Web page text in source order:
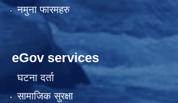
नमुना फारमहरु
eGov services
घटना दर्ता
सामाजिक सुरक्षा